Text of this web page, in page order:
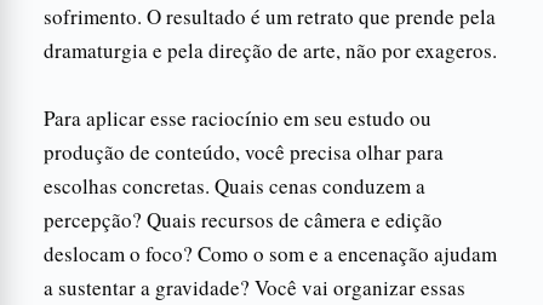
sofrimento. O resultado é um retrato que prende pela
dramaturgia e pela direção de arte, não por exageros.
Para aplicar esse raciocínio em seu estudo ou
produção de conteúdo, você precisa olhar para
escolhas concretas. Quais cenas conduzem a
percepção? Quais recursos de câmera e edição
deslocam o foco? Como o som e a encenação ajudam
a sustentar a gravidade? Você vai organizar essas